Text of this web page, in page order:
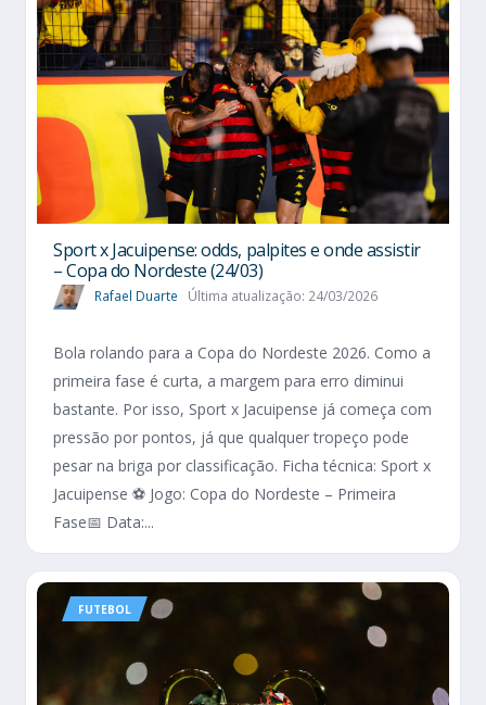
Sport x Jacuipense: odds, palpites e onde assistir
– Copa do Nordeste (24/03)
Rafael Duarte Última atualização: 24/03/2026
Bola rolando para a Copa do Nordeste 2026. Como a
primeira fase é curta, a margem para erro diminui
bastante. Por isso, Sport x Jacuipense já começa com
pressão por pontos, já que qualquer tropeço pode
pesar na briga por classificação. Ficha técnica: Sport x
Jacuipense ⚽ Jogo: Copa do Nordeste – Primeira
Fase📅 Data:...
FUTEBOL